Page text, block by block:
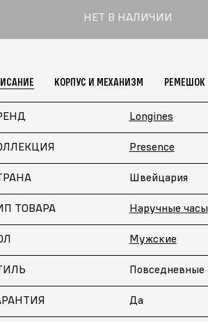
НЕТ В НАЛИЧИИ
КОРПУС И МЕХАНИЗМ РЕМЕШОК
Longines
Presence
Швейцария
ТОВАРА Наручные часы
Мужские
Повседневные
Да